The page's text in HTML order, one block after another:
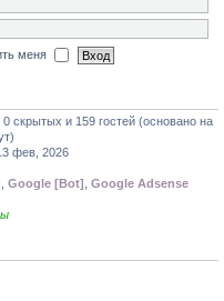
меня
скрытых и 159 гостей (основано на
фев, 2026
Google [Bot]
Google Adsense